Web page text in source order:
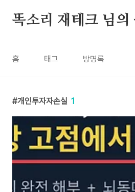
똑소리 재테크 님의
홈 태그 방명록
개인투자자손실 1